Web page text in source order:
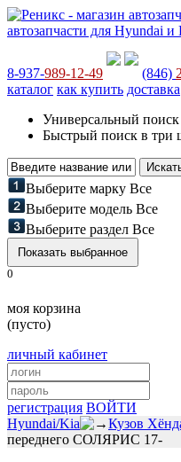
автозапчасти для Hyundai и
8-937-989-12-49 (846)
каталог как купить доставка
Универсальный поиск
Быстрый поиск в три
Выберите марку Все
Выберите модель Все
Выберите раздел Все
0
моя корзина
(пусто)
личный кабинет
регистрация ВОЙТИ
Hyundai/Kia
Кузов
переднего СОЛЯРИС 17-